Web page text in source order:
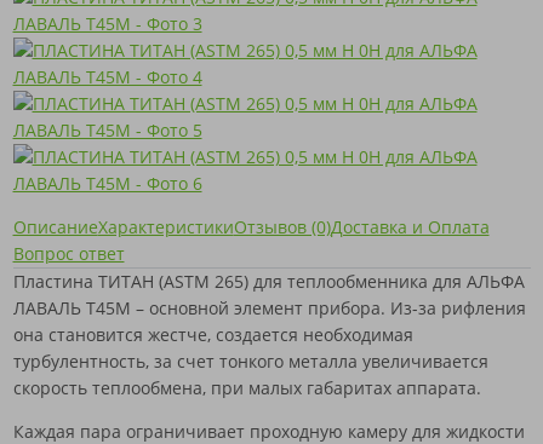
ОписаниеХарактеристикиОтзывов (0)Доставка и Оплата
Вопрос ответ
Пластина ТИТАН (ASTM 265) для теплообменника для АЛЬФА
ЛАВАЛЬ T45M – основной элемент прибора. Из-за рифления
она становится жестче, создается необходимая
турбулентность, за счет тонкого металла увеличивается
скорость теплообмена, при малых габаритах аппарата.
Каждая пара ограничивает проходную камеру для жидкости